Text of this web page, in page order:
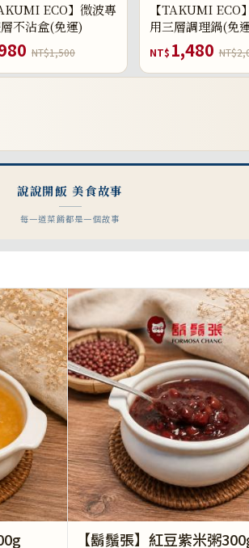
ECO】微波專
不沾盒(免運)
NT$1,500
【TAKUMI ECO
用三層調理鍋(免
NT$ 1,480
說說開飯 美食故事
每一道菜餚都是一個故事
【鬍鬚張】紅豆紫米粥